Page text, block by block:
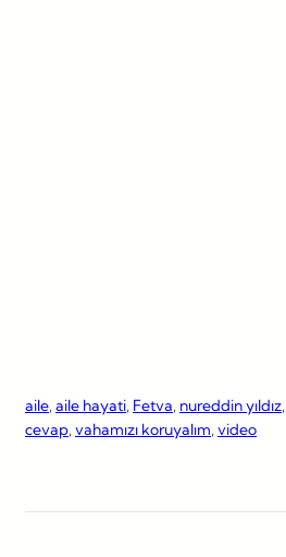
aile, aile hayati, Fetva, nureddin yıldız,
cevap, vahamızı koruyalım, video